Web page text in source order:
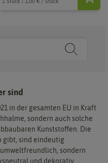
sind
in der gesamten EU in Kraft
sondern auch solche
Kunststoffen. Die
gibt, sind eindeutig
sondern
und dekorativ.